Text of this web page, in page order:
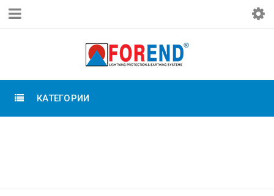
КАТЕГОРИИ